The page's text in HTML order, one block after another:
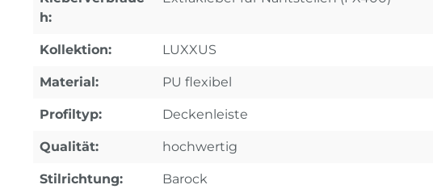
h:
Kollektion: LUXXUS
Material: PU flexibel
Profiltyp: Deckenleiste
Qualität: hochwertig
Stilrichtung: Barock